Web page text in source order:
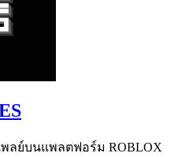
พลย์บนแพลตฟอร์ม ROBLOX